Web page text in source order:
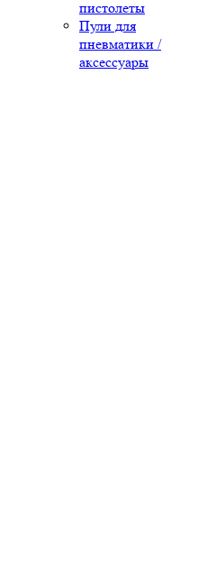
пистолеты
Пули для
пневматики /
аксессуары